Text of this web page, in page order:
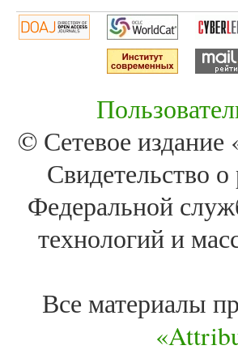
© Сетевое
Свидетельство
Федеральной
технологий и
Все материалы